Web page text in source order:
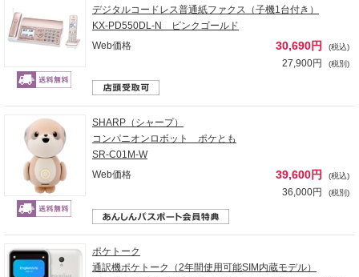
デジタルコードレス普通紙ファクス（子機1台付き）
KX-PD550DL-N ピンクゴールド
Web価格
30,690円 (税込)
27,900円 (税別)
SHARP（シャープ）
コンパニオンロボット ポケとも
SR-C01M-W
Web価格
39,600円 (税込)
36,000円 (税別)
ポケトーク
通訳機ポケトーク（2年間使用可能SIM内蔵モデル）